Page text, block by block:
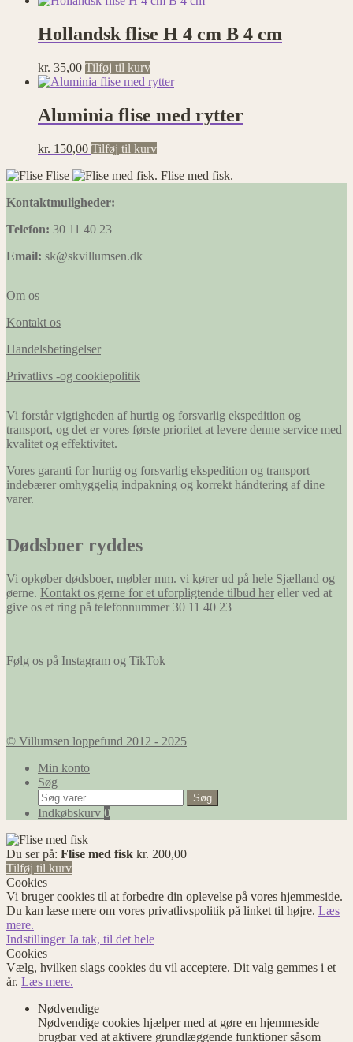
Hollandsk flise H 4 cm B 4 cm
kr. 35,00 Tilføj til kurv
Aluminia flise med rytter
kr. 150,00 Tilføj til kurv
Flise
Flise med fisk.
Kontaktmuligheder:
Telefon: 30 11 40 23
Email: sk@skvillumsen.dk
Om os
Kontakt os
Handelsbetingelser
Privatlivs -og cookiepolitik
Vi forstår vigtigheden af hurtig og forsvarlig ekspedition og
transport, og det er vores første prioritet at levere denne service med
kvalitet og effektivitet.
Vores garanti for hurtig og forsvarlig ekspedition og transport
indebærer omhyggelig indpakning og korrekt håndtering af dine
varer.
Dødsboer ryddes
Vi opkøber dødsboer, møbler mm. vi kører ud på hele Sjælland og
øerne. Kontakt os gerne for et uforpligtende tilbud her eller ved at
give os et ring på telefonnummer 30 11 40 23
Følg os på Instagram og TikTok
© Villumsen loppefund 2012 - 2025
Min konto
Søg
Søg
efter:
Søg
Indkøbskurv 0
Du ser på: Flise med fisk kr. 200,00
Tilføj til kurv
Cookies
Vi bruger cookies til at forbedre din oplevelse på vores hjemmeside.
Du kan læse mere om vores privatlivspolitik på linket til højre. Læs
mere.
IndstillingerJa tak, til det hele
Cookies
Vælg, hvilken slags cookies du vil acceptere. Dit valg gemmes i et
år. Læs mere.
Nødvendige
Nødvendige cookies hjælper med at gøre en hjemmeside
brugbar ved at aktivere grundlæggende funktioner såsom